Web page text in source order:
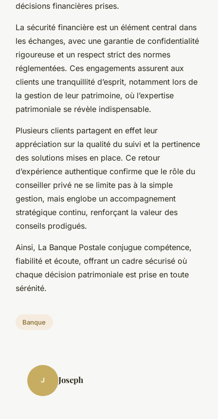
décisions financières prises.
La sécurité financière est un élément central dans
les échanges, avec une garantie de confidentialité
rigoureuse et un respect strict des normes
réglementées. Ces engagements assurent aux
clients une tranquillité d’esprit, notamment lors de
la gestion de leur patrimoine, où l’expertise
patrimoniale se révèle indispensable.
Plusieurs clients partagent en effet leur
appréciation sur la qualité du suivi et la pertinence
des solutions mises en place. Ce retour
d’expérience authentique confirme que le rôle du
conseiller privé ne se limite pas à la simple
gestion, mais englobe un accompagnement
stratégique continu, renforçant la valeur des
conseils prodigués.
Ainsi, La Banque Postale conjugue compétence,
fiabilité et écoute, offrant un cadre sécurisé où
chaque décision patrimoniale est prise en toute
sérénité.
Banque
J Joseph